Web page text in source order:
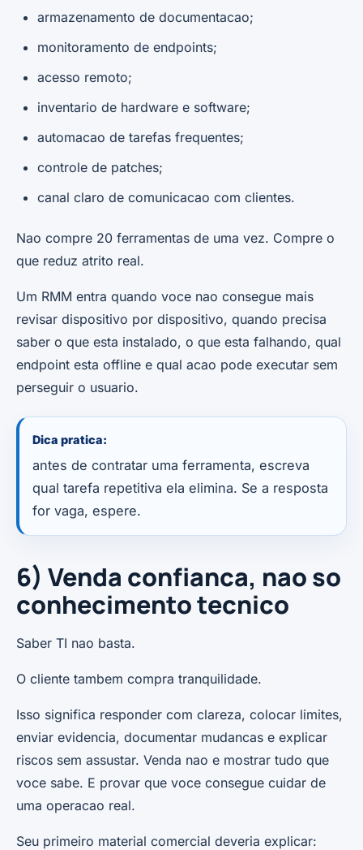
armazenamento de documentacao;
monitoramento de endpoints;
acesso remoto;
inventario de hardware e software;
automacao de tarefas frequentes;
controle de patches;
canal claro de comunicacao com clientes.
Nao compre 20 ferramentas de uma vez. Compre o
que reduz atrito real.
Um RMM entra quando voce nao consegue mais
revisar dispositivo por dispositivo, quando precisa
saber o que esta instalado, o que esta falhando, qual
endpoint esta offline e qual acao pode executar sem
perseguir o usuario.
Dica pratica:
antes de contratar uma ferramenta, escreva
qual tarefa repetitiva ela elimina. Se a resposta
for vaga, espere.
6) Venda confianca, nao so
conhecimento tecnico
Saber TI nao basta.
O cliente tambem compra tranquilidade.
Isso significa responder com clareza, colocar limites,
enviar evidencia, documentar mudancas e explicar
riscos sem assustar. Venda nao e mostrar tudo que
voce sabe. E provar que voce consegue cuidar de
uma operacao real.
Seu primeiro material comercial deveria explicar: